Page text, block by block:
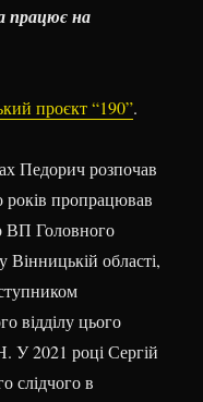
працює на
проєкт “190”.
Педорич розпочав
років пропрацював
ВП Головного
Вінницькій області,
відділу цього
У 2021 році Сергій
слідчого в